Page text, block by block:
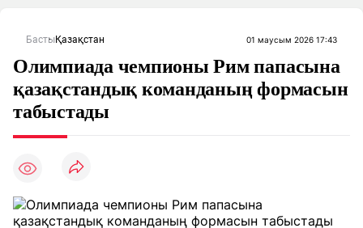
БастыҚазақстан 01 маусым 2026 17:43
Олимпиада чемпионы Рим папасына
қазақстандық команданың формасын
табыстады